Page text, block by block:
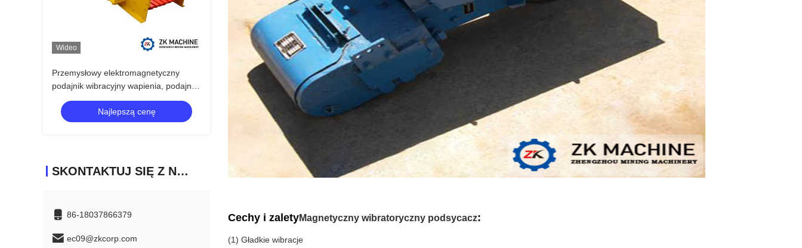
Wideo
Przemysłowy elektromagnetyczny
podajnik wibracyjny wapienia, podajnik
wibracyjny Silna siła wibracyjna
Najlepszą cenę
SKONTAKTUJ SIĘ Z NAMI
86-18037866379
ec09@zkcorp.com
Cechy i zaletyMagnetyczny wibratoryczny podsycacz:
(1) Gładkie wibracje